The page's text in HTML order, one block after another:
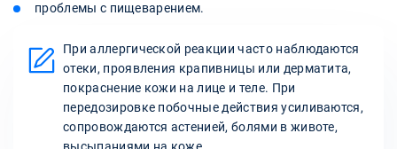
проблемы с пищеварением.
При аллергической реакции часто наблюдаются
отеки, проявления крапивницы или дерматита,
покраснение кожи на лице и теле. При
передозировке побочные действия усиливаются,
сопровождаются астенией, болями в животе,